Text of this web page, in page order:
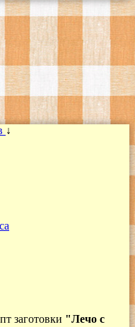
↓
заготовки "Лечо с